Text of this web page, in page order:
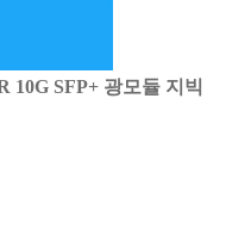
10G SFP+ 광모듈 지빅